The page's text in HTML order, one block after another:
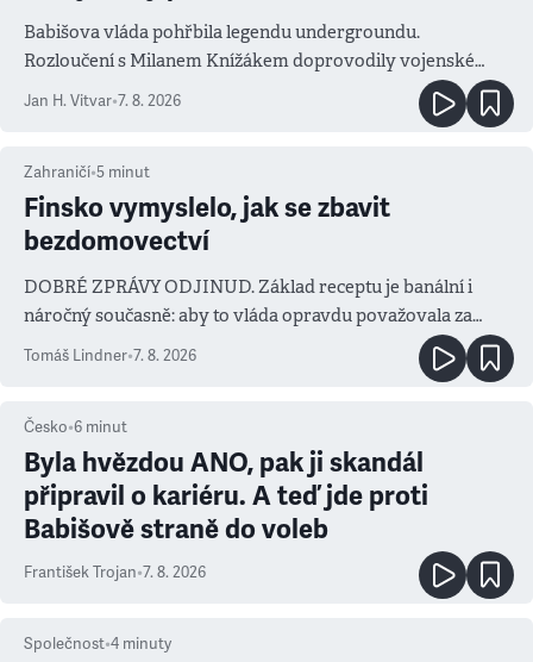
Babišova vláda pohřbila legendu undergroundu.
Rozloučení s Milanem Knížákem doprovodily vojenské
salvy i kritika pokrokářů
Jan H. Vitvar•7. 8. 2026
Zahraničí•5 minut
Finsko vymyslelo, jak se zbavit
bezdomovectví
DOBRÉ ZPRÁVY ODJINUD. Základ receptu je banální i
náročný současně: aby to vláda opravdu považovala za
prioritu
Tomáš Lindner•7. 8. 2026
Česko•6 minut
Byla hvězdou ANO, pak ji skandál
připravil o kariéru. A teď jde proti
Babišově straně do voleb
František Trojan•7. 8. 2026
Společnost•4 minuty